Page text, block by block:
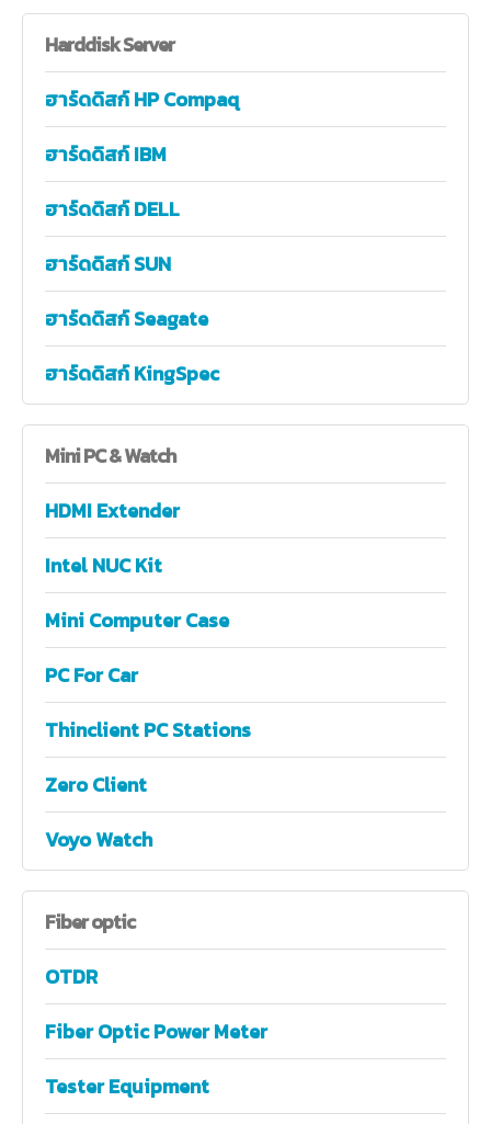
HarddiskServer
ฮาร์ดดิสก์ HP Compaq
ฮาร์ดดิสก์ IBM
ฮาร์ดดิสก์ DELL
ฮาร์ดดิสก์ SUN
ฮาร์ดดิสก์ Seagate
ฮาร์ดดิสก์ KingSpec
MiniPC & Watch
HDMI Extender
Intel NUC Kit
Mini Computer Case
PC For Car
Thinclient PC Stations
Zero Client
Voyo Watch
Fiberoptic
OTDR
Fiber Optic Power Meter
Tester Equipment